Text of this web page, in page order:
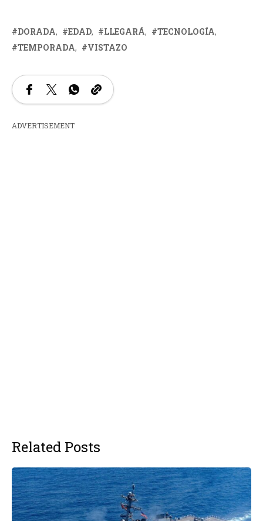
DORADA EDAD LLEGARÁ
TECNOLOGÍA
TEMPORADA
VISTAZO
ADVERTISEMENT
Related Posts